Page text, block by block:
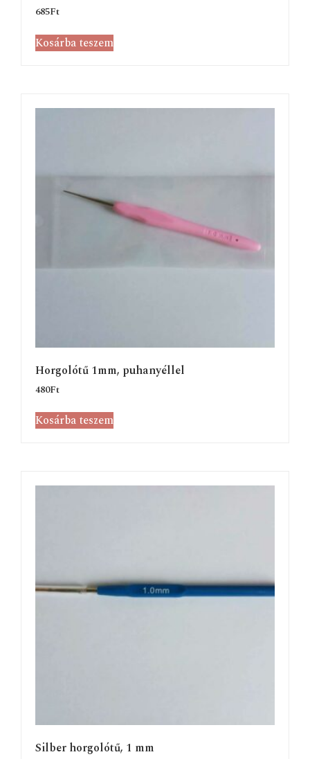
685Ft
Kosárba teszem
Horgolótű 1mm, puhanyéllel
480Ft
Kosárba teszem
Silber horgolótű, 1 mm